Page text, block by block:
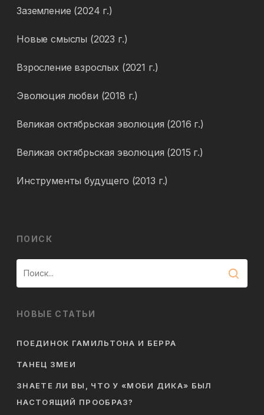
Заземление (2024 г.)
Новые смыслы (2023 г.)
Взросление взрослых (2021 г.)
Эволюция любви (2018 г.)
Великая октябрьская эволюция (2016 г.)
Великая октябрьская эволюция (2015 г.)
Инструменты будущего (2013 г.)
ПОИСК
НОВЫЕ СТАТЬИ
ПОЕДИНОК ГАМИЛЬТОНА И БЕРРА
ТАНЕЦ ЗМЕИ
ЗНАЕТЕ ЛИ ВЫ, ЧТО У «МОБИ ДИКА» БЫЛ
НАСТОЯЩИЙ ПРООБРАЗ?